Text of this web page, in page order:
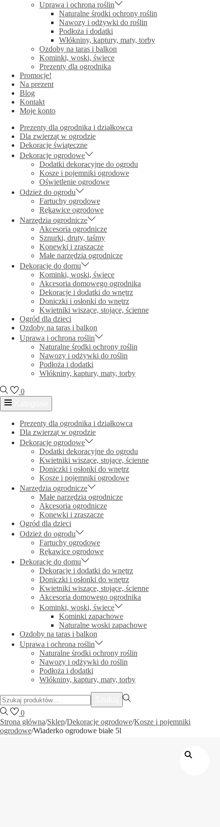
Uprawa i ochrona roślin
Naturalne środki ochrony roślin
Nawozy i odżywki do roślin
Podłoża i dodatki
Włókniny, kaptury, maty, torby
Ozdoby na taras i balkon
Kominki, woski, świece
Prezenty dla ogrodnika
Promocje!
Na prezent
Blog
Kontakt
Moje konto
Prezenty dla ogrodnika i działkowca
Dla zwierząt w ogrodzie
Dekoracje świąteczne
Dekoracje ogrodowe
Dodatki dekoracyjne do ogrodu
Kosze i pojemniki ogrodowe
Oświetlenie ogrodowe
Odzież do ogrodu
Fartuchy ogrodowe
Rękawice ogrodowe
Narzędzia ogrodnicze
Akcesoria ogrodnicze
Sznurki, druty, taśmy
Konewki i zraszacze
Małe narzędzia ogrodnicze
Dekoracje do domu
Kominki, woski, świece
Akcesoria domowego ogrodnika
Dekoracje i dodatki do wnętrz
Doniczki i osłonki do wnętrz
Kwietniki wiszące, stojące, ścienne
Ogród dla dzieci
Ozdoby na taras i balkon
Uprawa i ochrona roślin
Naturalne środki ochrony roślin
Nawozy i odżywki do roślin
Podłoża i dodatki
Włókniny, kaptury, maty, torby
0
Prezenty dla ogrodnika i działkowca
Dla zwierząt w ogrodzie
Dekoracje ogrodowe
Dodatki dekoracyjne do ogrodu
Kwietniki wiszące, stojące, ścienne
Doniczki i osłonki do wnętrz
Kosze i pojemniki ogrodowe
Narzędzia ogrodnicze
Małe narzędzia ogrodnicze
Akcesoria ogrodnicze
Konewki i zraszacze
Ogród dla dzieci
Odzież do ogrodu
Fartuchy ogrodowe
Rękawice ogrodowe
Dekoracje do domu
Dekoracje i dodatki do wnętrz
Doniczki i osłonki do wnętrz
Kwietniki wiszące, stojące, ścienne
Akcesoria domowego ogrodnika
Kominki, woski, świece
Kominki zapachowe
Naturalne woski zapachowe
Ozdoby na taras i balkon
Uprawa i ochrona roślin
Naturalne środki ochrony roślin
Nawozy i odżywki do roślin
Podłoża i dodatki
Włókniny, kaptury, maty, torby
Szukać:>
0
Strona główna/Sklep/Dekoracje ogrodowe/Kosze i pojemniki
ogrodowe/Wiaderko ogrodowe białe 5l